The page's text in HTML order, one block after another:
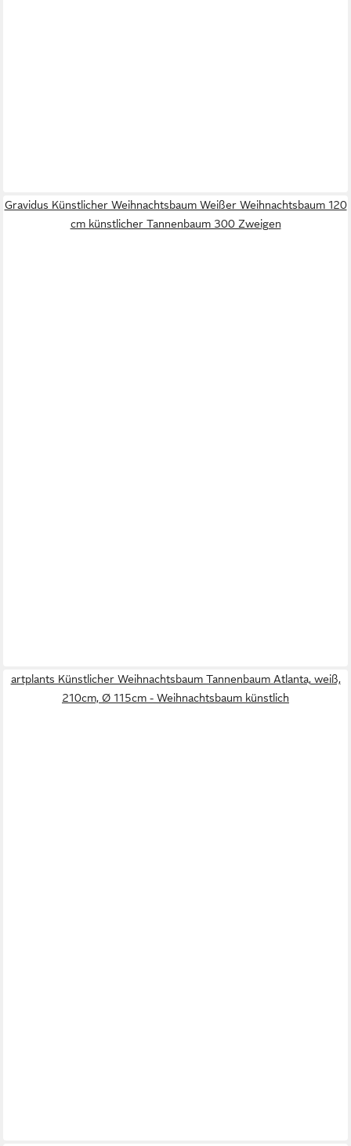
Gravidus Künstlicher Weihnachtsbaum Weißer Weihnachtsbaum 120
cm künstlicher Tannenbaum 300 Zweigen
artplants Künstlicher Weihnachtsbaum Tannenbaum Atlanta, weiß,
210cm, Ø 115cm - Weihnachtsbaum künstlich